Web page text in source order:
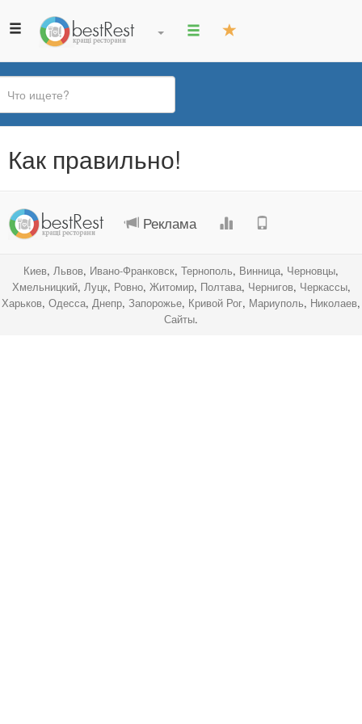
Вы
здесь
Как правильно!
Реклама
Киев, Львов, Ивано-Франковск, Тернополь, Винница, Черновцы,
Хмельницкий, Луцк, Ровно, Житомир, Полтава, Чернигов, Черкассы,
Харьков, Одесса, Днепр, Запорожье, Кривой Рог, Мариуполь, Николаев,
Сайты.